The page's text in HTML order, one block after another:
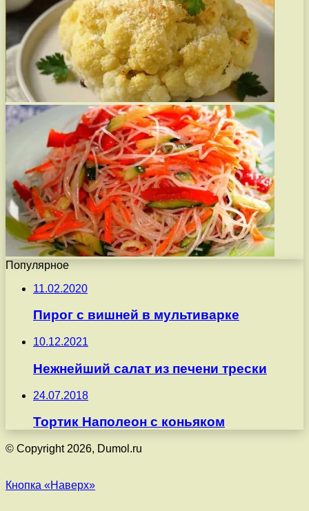
Популярное
11.02.2020
Пирог с вишней в мультиварке
10.12.2021
Нежнейший салат из печени трески
24.07.2018
Тортик Наполеон с коньяком
© Copyright 2026, Dumol.ru
Кнопка «Наверх»